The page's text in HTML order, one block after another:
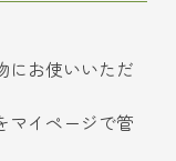
にお使いいただ
マイページで管